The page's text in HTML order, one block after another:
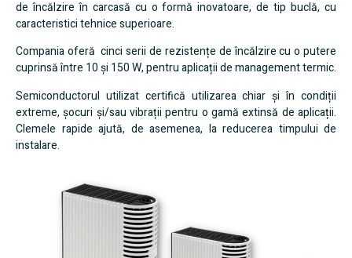
de încălzire în carcasă cu o formă inovatoare, de tip buclă, cu
caracteristici tehnice superioare.
Compania oferă cinci serii de rezistențe de încălzire cu o putere
cuprinsă între 10 și 150 W, pentru aplicații de management termic.
Semiconductorul utilizat certifică utilizarea chiar și în condiții
extreme, șocuri și/sau vibrații pentru o gamă extinsă de aplicații.
Clemele rapide ajută, de asemenea, la reducerea timpului de
instalare.